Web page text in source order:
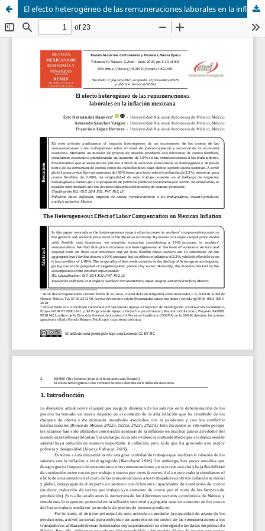
El efecto heterogéneo de las remuneraciones laborales en la inflación mexicana